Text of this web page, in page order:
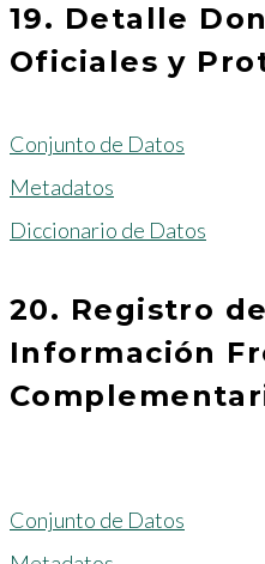
19. Detalle
Oficiales y
Conjunto de Datos
Metadatos
Diccionario de Datos
20. Registro
Información
Conjunto de Datos